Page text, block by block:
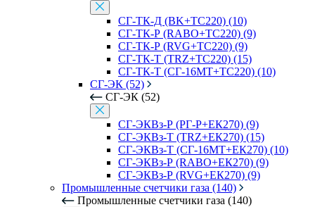
СГ-ТК-Д (BK+ТС220) (10)
СГ-ТК-Р (RABO+ТС220) (9)
СГ-ТК-Р (RVG+ТС220) (9)
СГ-ТК-Т (TRZ+ТС220) (15)
СГ-ТК-Т (СГ-16МТ+ТС220) (10)
СГ-ЭК (52)
СГ-ЭК (52)
СГ-ЭКВз-Р (РГ-Р+ЕК270) (9)
СГ-ЭКВз-Т (TRZ+ЕК270) (15)
СГ-ЭКВз-Т (СГ-16МТ+ЕК270) (10)
СГ-ЭКВз-Р (RABO+ЕК270) (9)
СГ-ЭКВз-Р (RVG+ЕК270) (9)
Промышленные счетчики газа (140)
Промышленные счетчики газа (140)